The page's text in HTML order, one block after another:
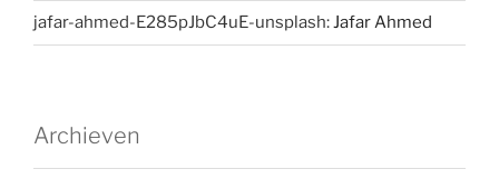
jafar-ahmed-E285pJbC4uE-unsplash:Jafar Ahmed
Archieven